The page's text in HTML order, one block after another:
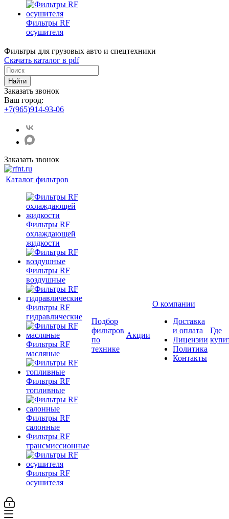
Фильтры RF
осушителя
Фильтры для грузовых авто и спецтехники
Скачать каталог в pdf
Найти
Заказать звонок
Ваш город:
+7(965)914-93-06
Заказать звонок
Каталог фильтров
Фильтры RF
охлаждающей
жидкости
Фильтры RF
воздушные
Фильтры RF
гидравлические
Фильтры RF
масляные
Фильтры RF
топливные
Фильтры RF
салонные
Фильтры RF
трансмиссионные
Фильтры RF
осушителя
Подбор
фильтров
по
технике
Акции
О компании
Доставка
и оплата
Лицензии
Политика
Контакты
Где